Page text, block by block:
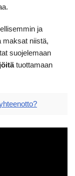
ja
maksat niistä,
suojelemaan
tuottamaan